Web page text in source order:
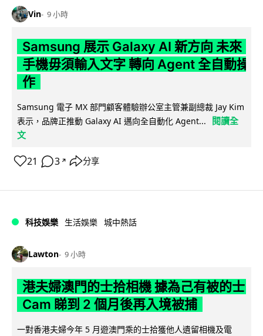
Vin 9 小時
Samsung 展示 Galaxy AI 新方向 未來
手機毋須輸入文字 轉向 Agent 全自動操
作
Samsung 電子 MX 部門顧客體驗辦公室主管兼副總裁 Jay Kim
表示，品牌正推動 Galaxy AI 邁向全自動化 Agent...
閱讀全
文
21 3 ↗ 分享
科技娛樂 生活娛樂 城中熱話
Lawton 9 小時
港夫婦澳門的士拾相機 據為己有被的士
Cam 睇到 2 個月後再入境被捕
一對香港夫婦今年 5 月遊澳門乘的士拾獲他人遺留相機及電